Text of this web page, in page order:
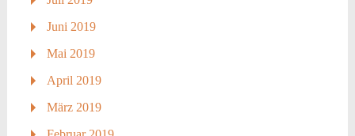
Juni 2019
Mai 2019
April 2019
März 2019